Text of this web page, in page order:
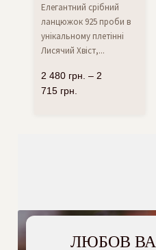
Елегантний срібний
ланцюжок 925 проби в
унікальному плетінні
Лисячий Хвіст,...
2 480 грн. – 2
715 грн.
ЛЮБОВ